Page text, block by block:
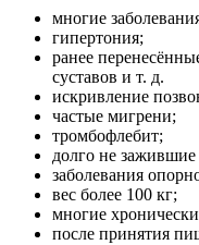
многие
гипертония;
ранее
суставов и т. д.
искривление
частые мигрени;
тромбофлебит;
долго не
заболевания
вес более 100 кг;
многие
после принятия